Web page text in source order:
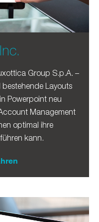
Group S.p.A. –
Layouts
Powerpoint neu
Management
optimal ihre
kann.